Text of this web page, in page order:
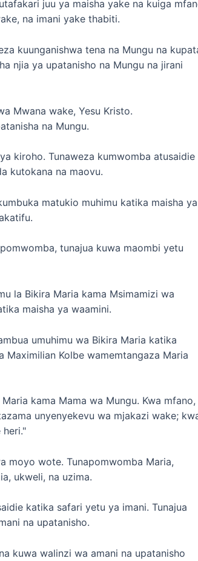
juu ya maisha yake na kuiga
na imani yake thabiti.
kuunganishwa tena na Mungu na
njia ya upatanisho na Mungu na jirani
Mwana wake, Yesu Kristo.
na Mungu.
kiroho. Tunaweza kumwomba atusaidie
kutokana na maovu.
matukio muhimu katika maisha ya
tunajua kuwa maombi yetu
la Bikira Maria kama Msimamizi wa
maisha ya waamini.
umuhimu wa Bikira Maria katika
Maximilian Kolbe wamemtangaza Maria
kama Mama wa Mungu. Kwa mfano,
unyenyekevu wa mjakazi wake;
moyo wote. Tunapomwomba Maria,
ukweli, na uzima.
katika safari yetu ya imani. Tunajua
na upatanisho.
kuwa walinzi wa amani na upatanisho